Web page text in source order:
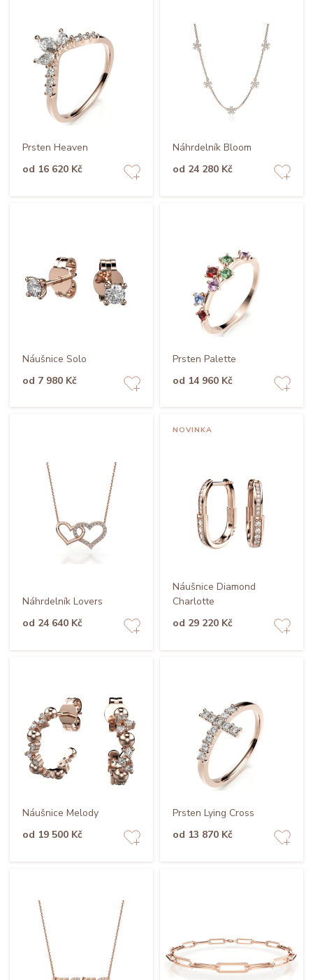
Prsten Heaven
od 16 620 Kč
Náhrdelník Bloom
od 24 280 Kč
Náušnice Solo
od 7 980 Kč
Prsten Palette
od 14 960 Kč
Náhrdelník Lovers
od 24 640 Kč
NOVINKA
Náušnice Diamond
Charlotte
od 29 220 Kč
Náušnice Melody
od 19 500 Kč
Prsten Lying Cross
od 13 870 Kč